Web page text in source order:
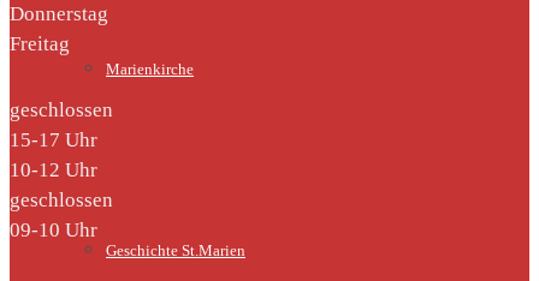
Marienkirche
Geschichte St.Marien
Donnerstag
Freitag
geschlossen
15-17 Uhr
10-12 Uhr
geschlossen
09-10 Uhr